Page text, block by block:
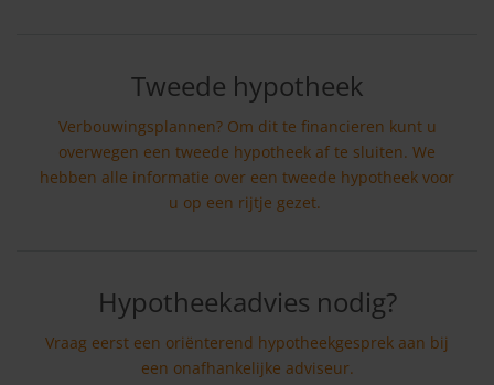
Tweede hypotheek
Verbouwingsplannen? Om dit te financieren kunt u
overwegen een tweede hypotheek af te sluiten. We
hebben alle informatie over een tweede hypotheek voor
u op een rijtje gezet.
Hypotheekadvies nodig?
Vraag eerst een oriënterend hypotheekgesprek aan bij
een onafhankelijke adviseur.